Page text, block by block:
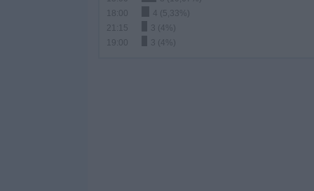
18:00
4 (5,33%)
21:15
3 (4%)
19:00
3 (4%)